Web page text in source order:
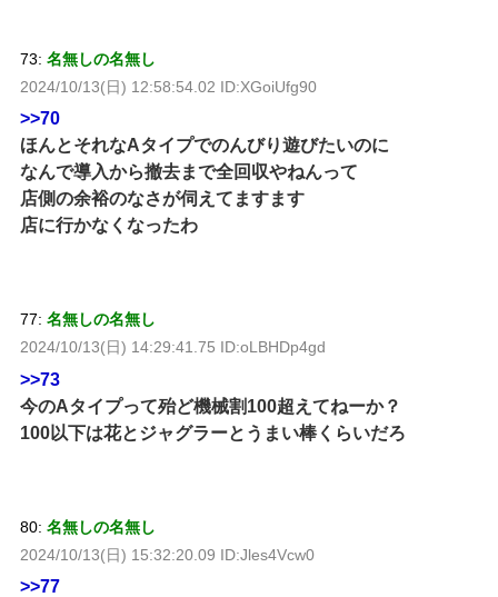
73: 名無しの名無し
2024/10/13(日) 12:58:54.02 ID:XGoiUfg90
>>70
ほんとそれなAタイプでのんびり遊びたいのに
なんで導入から撤去まで全回収やねんって
店側の余裕のなさが伺えてますます
店に行かなくなったわ
77: 名無しの名無し
2024/10/13(日) 14:29:41.75 ID:oLBHDp4gd
>>73
今のAタイプって殆ど機械割100超えてねーか？
100以下は花とジャグラーとうまい棒くらいだろ
80: 名無しの名無し
2024/10/13(日) 15:32:20.09 ID:Jles4Vcw0
>>77